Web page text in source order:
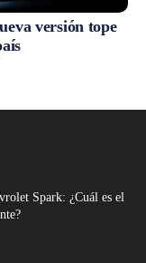
versión tope
Spark: ¿Cuál es el